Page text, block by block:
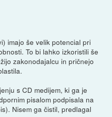
imajo še velik potencial pri
To bi lahko izkoristili še
zakonodajalcu in pričnejo
s CD medijem, ki ga je
pisalom podpisala na
Nisem ga čistil, predlagal